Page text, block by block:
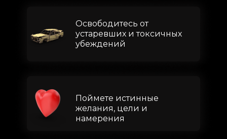
Освободитесь от
устаревших и токсичных
убеждений
Поймете истинные
желания, цели и
намерения